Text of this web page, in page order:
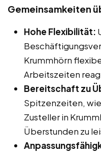
Gemeinsamkeiten
Hohe Flexibilität:
Krummhörn
Arbeitszeiten
Bereitschaft zu
Spitzenzeiten,
Zusteller in
Überstunden zu